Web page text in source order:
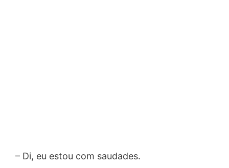
– Di, eu estou com saudades.